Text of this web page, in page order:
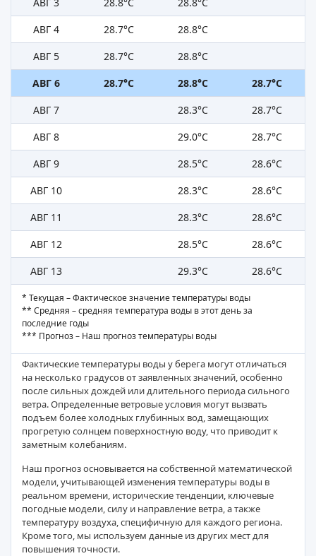
АВГ 4
28.7°C
28.8°C
АВГ 5
28.7°C
28.8°C
АВГ 6
28.7°C 28.8°C
28.7°C
АВГ 7
28.3°C
28.7°C
АВГ 8
29.0°C
28.7°C
АВГ 9
28.5°C
28.6°C
АВГ 10
28.3°C
28.6°C
АВГ 11
28.3°C
28.6°C
АВГ 12
28.5°C
28.6°C
АВГ 13
29.3°C 28.6°C
* Текущая – Фактическое значение температуры воды
** Средняя – средняя температура воды в этот день за
последние годы
*** Прогноз – Наш прогноз температуры воды
Фактические температуры воды у берега могут отличаться
на несколько градусов от заявленных значений, особенно
после сильных дождей или длительного периода сильного
ветра. Определенные ветровые условия могут вызвать
подъем более холодных глубинных вод, замещающих
прогретую солнцем поверхностную воду, что приводит к
заметным колебаниям.
Наш прогноз основывается на собственной математической
модели, учитывающей изменения температуры воды в
реальном времени, исторические тенденции, ключевые
погодные модели, силу и направление ветра, а также
температуру воздуха, специфичную для каждого региона.
Кроме того, мы используем данные из других мест для
повышения точности.